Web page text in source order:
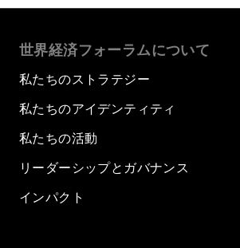
世界経済フォーラムについて
私たちのストラテジー
私たちのアイデンティティ
私たちの活動
リーダーシップとガバナンス
インパクト